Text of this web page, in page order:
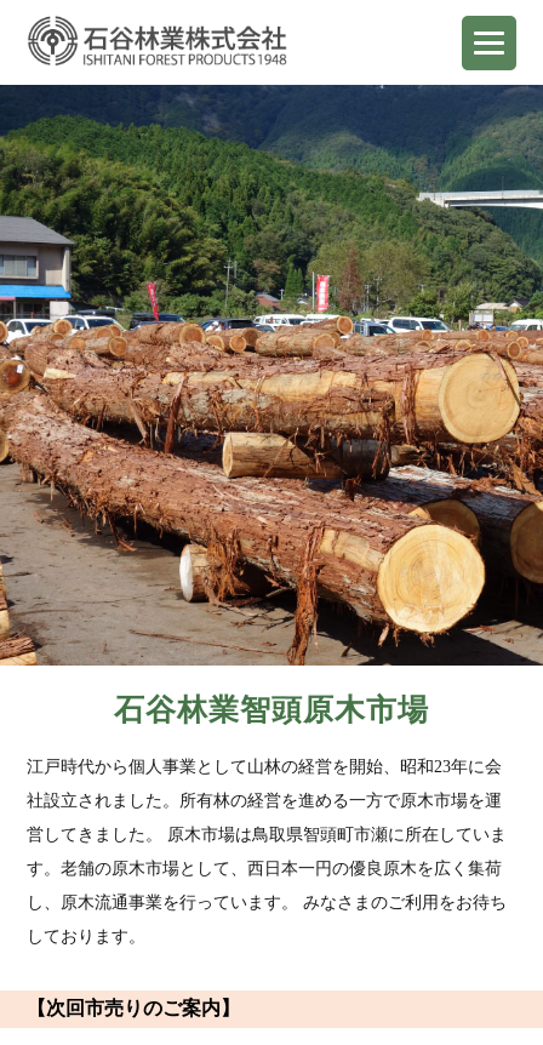
石谷林業智頭原木市場
江戸時代から個人事業として山林の経営を開始、昭和23年に会
社設立されました。所有林の経営を進める一方で原木市場を運
営してきました。 原木市場は鳥取県智頭町市瀬に所在していま
す。老舗の原木市場として、西日本一円の優良原木を広く集荷
し、原木流通事業を行っています。 みなさまのご利用をお待ち
しております。
【次回市売りのご案内】